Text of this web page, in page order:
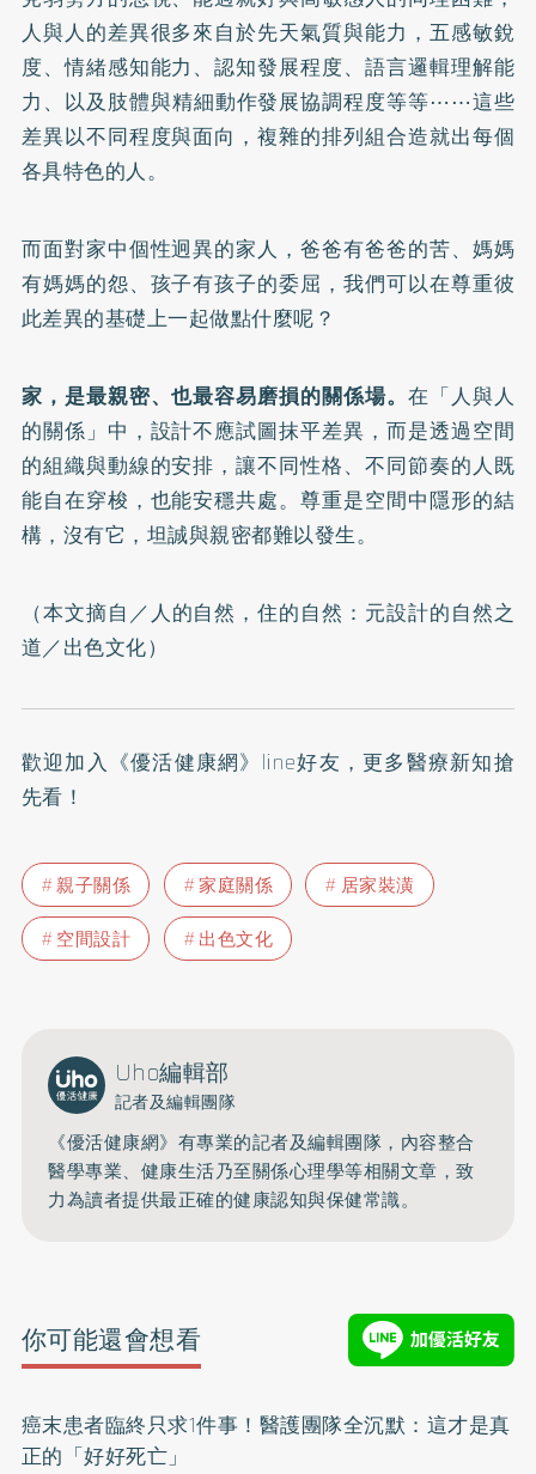
人與人的差異很多來自於先天氣質與能力，五感敏銳
度、情緒感知能力、認知發展程度、語言邏輯理解能
力、以及肢體與精細動作發展協調程度等等⋯⋯這些
差異以不同程度與面向，複雜的排列組合造就出每個
各具特色的人。
而面對家中個性迥異的家人，爸爸有爸爸的苦、媽媽
有媽媽的怨、孩子有孩子的委屈，我們可以在尊重彼
此差異的基礎上一起做點什麼呢？
家，是最親密、也最容易磨損的關係場。 在「人與人
的關係」中，設計不應試圖抹平差異，而是透過空間
的組織與動線的安排，讓不同性格、不同節奏的人既
能自在穿梭，也能安穩共處。尊重是空間中隱形的結
構，沒有它，坦誠與親密都難以發生。
（本文摘自／人的自然，住的自然：元設計的自然之
道／出色文化）
歡迎加入 《優活健康網》line好友 ，更多醫療新知搶
先看！
親子關係 家庭關係
居家裝潢
空間設計
出色文化
Uho編輯部
記者及編輯團隊
《優活健康網》有專業的記者及編輯團隊，內容整合
醫學專業、健康生活乃至關係心理學等相關文章，致
力為讀者提供最正確的健康認知與保健常識。
你可能還會想看
癌末患者臨終只求1件事！醫護團隊全沉默：這才是真
正的「好好死亡」